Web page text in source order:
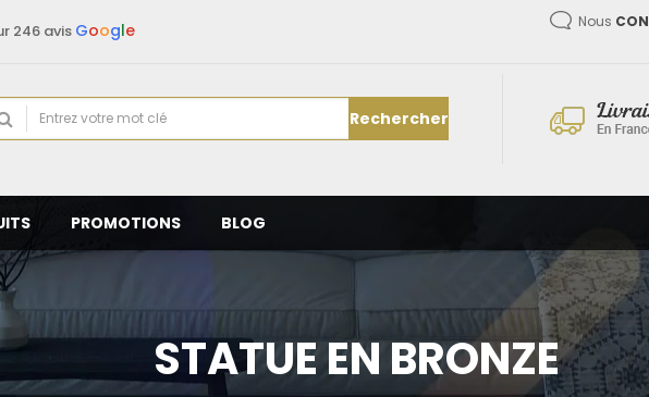
246 avis Google Nous
Rechercher
PROMOTIONS BLOG
STATUE EN BRONZE